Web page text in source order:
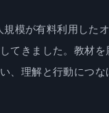
模が有料利用した
てきました。教材を
、理解と行動につな